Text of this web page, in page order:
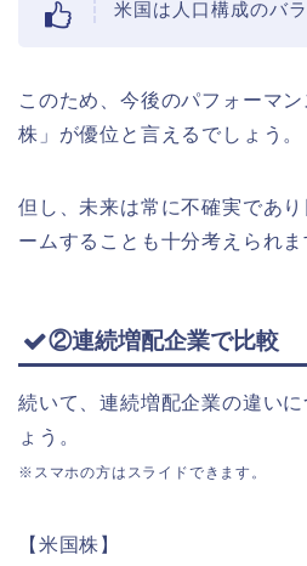
米国は人口構成のバ
このため、今後のパフォーマ
株」が優位と言えるでしょう。
但し、未来は常に不確実であ
ームすることも十分考えられま
②連続増配企業で比較
続いて、連続増配企業の違い
ょう。
※スマホの方はスライドできます。
【米国株】